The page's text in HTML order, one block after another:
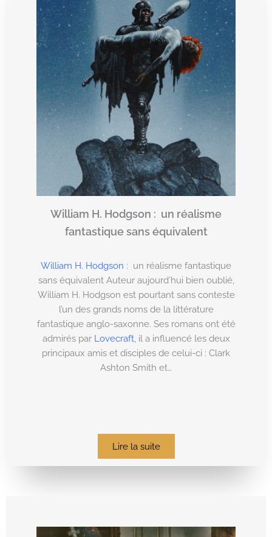
William H. Hodgson : un réalisme
fantastique sans équivalent
William H. Hodgson : un réalisme fantastique
sans équivalent Auteur aujourd’hui bien oublié,
William H. Hodgson est pourtant sans conteste
l’un des grands noms de la littérature
fantastique anglo-saxonne. Ses romans ont été
admirés par Lovecraft, il a influencé les deux
principaux amis et disciples de celui-ci : Clark
Ashton Smith et…
Lire la suite